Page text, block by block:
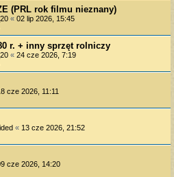
(PRL rok filmu nieznany)
« 02 lip 2026, 15:45
r. + inny sprzęt rolniczy
« 24 cze 2026, 7:19
cze 2026, 11:11
« 13 cze 2026, 21:52
cze 2026, 14:20